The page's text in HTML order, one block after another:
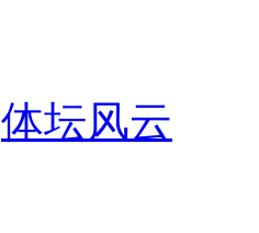
体坛风云